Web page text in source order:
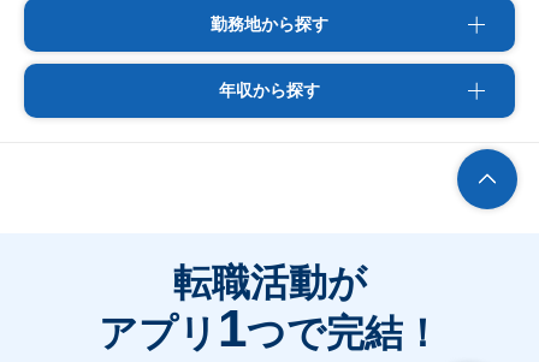
勤務地から探す
年収から探す
転職活動が
アプリ 1つで完結！